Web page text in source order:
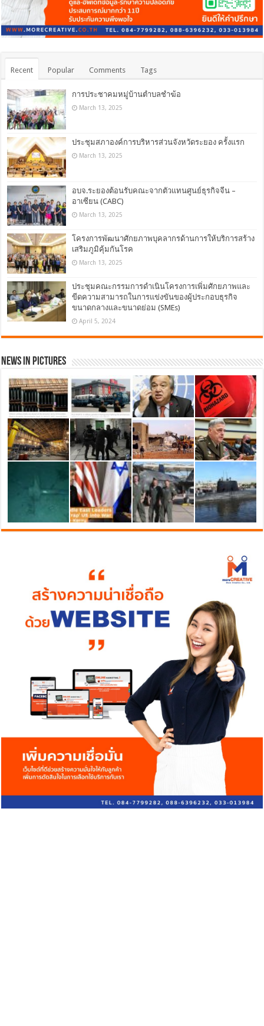
Recent Popular Comments Tags
การประชาคมหมู่บ้านตำบลชำฆ้อ
March 13, 2025
ประชุมสภาองค์การบริหารส่วนจังหวัดระยอง ครั้งแรก
March 13, 2025
อบจ.ระยองต้อนรับคณะจากตัวแทนศูนย์ธุรกิจจีน –
อาเซียน (CABC)
March 13, 2025
โครงการพัฒนาศักยภาพบุคลากรด้านการให้บริการสร้าง
เสริมภูมิคุ้มกันโรค
March 13, 2025
ประชุมคณะกรรมการดำเนินโครงการเพิ่มศักยภาพและ
ขีดความสามารถในการแข่งขันของผู้ประกอบธุรกิจ
ขนาดกลางและขนาดย่อม (SMEs)
April 5, 2024
News in Pictures